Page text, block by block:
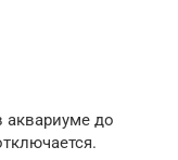
аквариуме до